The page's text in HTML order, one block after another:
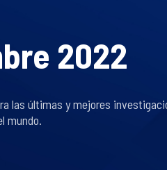
2022
las últimas y mejores
mundo.